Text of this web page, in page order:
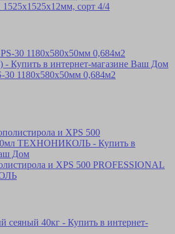
сорт 4/4
30 1180х580х50мм 0,684м2
и XPS 500 PROFESSIONAL